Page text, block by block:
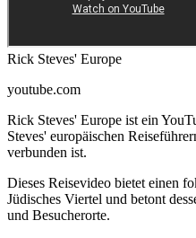
Rick Steves' Europe
youtube.com
Rick Steves' Europe ist ein
Steves' europäischen
verbunden ist.
Dieses Reisevideo bietet einen
Jüdisches Viertel und betont
und Besucherorte.